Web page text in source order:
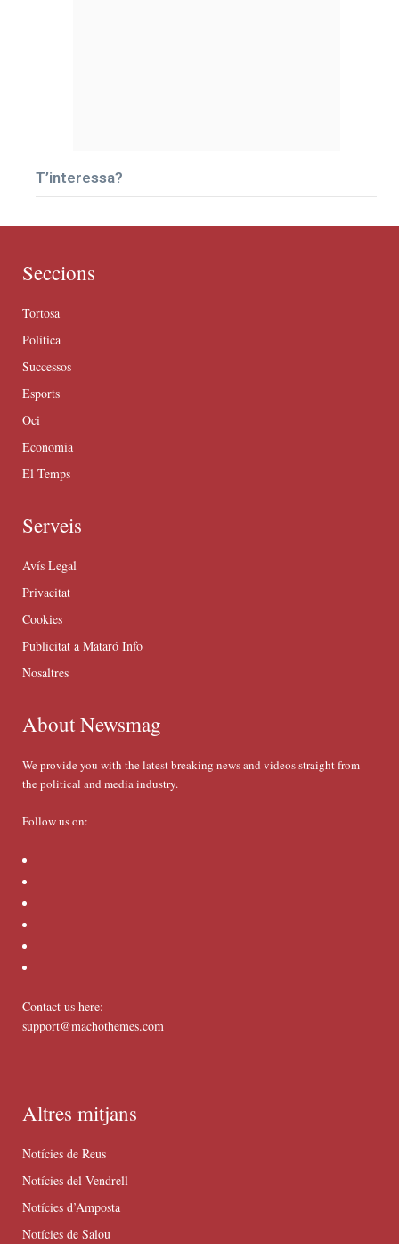
T’interessa?
Seccions
Tortosa
Política
Successos
Esports
Oci
Economia
El Temps
Serveis
Avís Legal
Privacitat
Cookies
Publicitat a Mataró Info
Nosaltres
About Newsmag
We provide you with the latest breaking news and videos straight from
the political and media industry.
Follow us on:
Contact us here:
support@machothemes.com
Altres mitjans
Notícies de Reus
Notícies del Vendrell
Notícies d’Amposta
Notícies de Salou